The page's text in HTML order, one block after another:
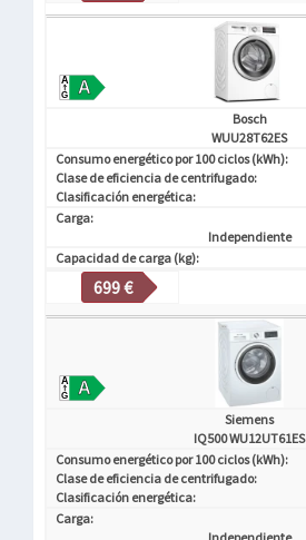
Bosch
WUU28T62ES
Consumo energético por 100 ciclos (kWh):
Clase de eficiencia de centrifugado:
Clasificación energética:
Carga:
Independiente
Capacidad de carga (kg):
699 €
Siemens
IQ500 WU12UT61ES
Consumo energético por 100 ciclos (kWh):
Clase de eficiencia de centrifugado:
Clasificación energética:
Carga: